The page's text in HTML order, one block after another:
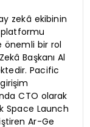
zekâ ekibinin
platformu
önemli bir rol
Başkanı Al
Pacific
CTO olarak
Space Launch
Ar-Ge